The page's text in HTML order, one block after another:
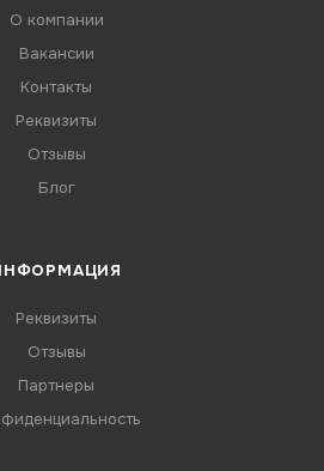
О компании
Вакансии
Контакты
Реквизиты
Отзывы
Блог
Реквизиты
Отзывы
Партнеры